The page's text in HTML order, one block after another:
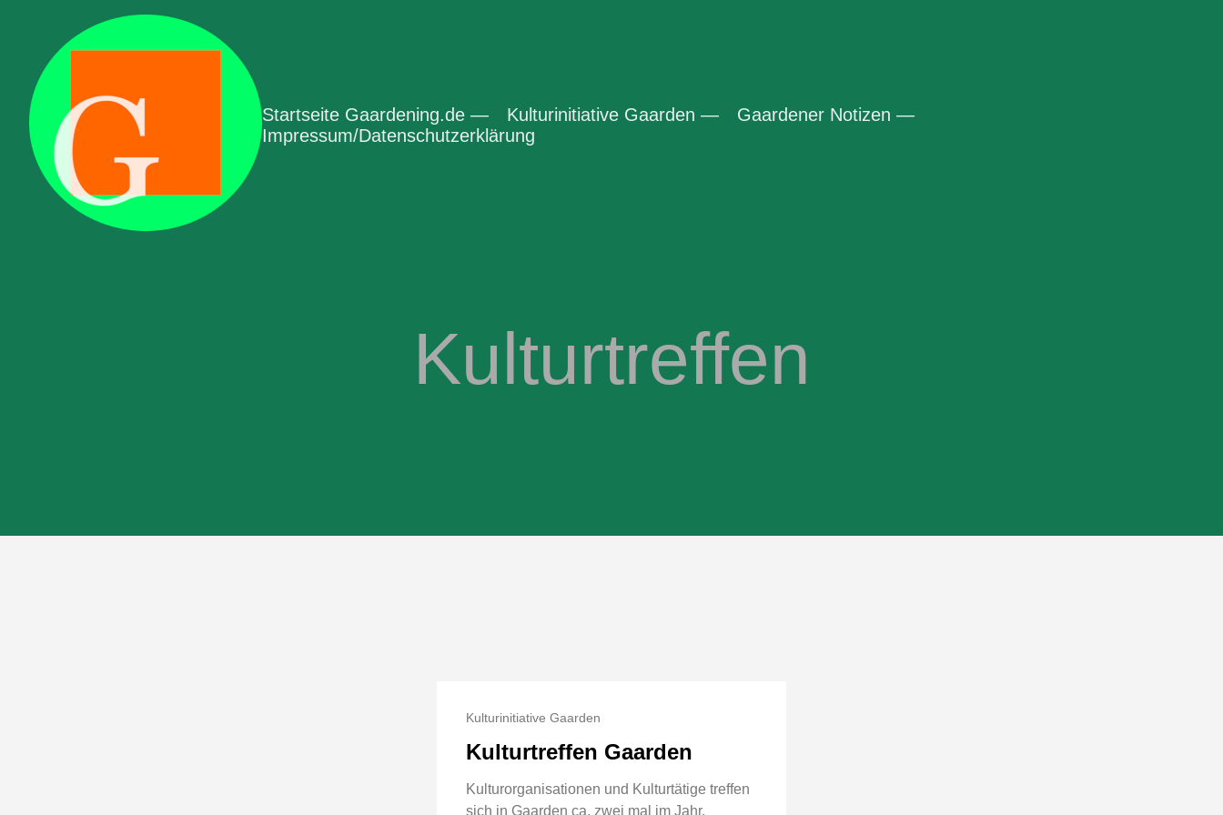
Startseite Gaardening.de — Kulturinitiative Gaarden —
Gaardener Notizen —
Impressum/Datenschutzerklärung
Kulturtreffen
Kulturinitiative Gaarden
Kulturtreffen Gaarden
Kulturorganisationen und Kulturtätige treffen
sich in Gaarden ca. zwei mal im Jahr.